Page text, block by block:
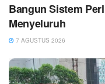
Bangun Sistem
Menyeluruh
7 AGUSTUS 2026